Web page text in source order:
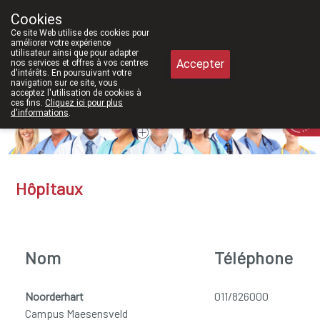
Aujourd'hui A présent
Hôpitaux
Nom Téléphone
Noorderhart
Campus Maesensveld
011/826000
Cookies
Ce site Web utilise des cookies pour
améliorer votre expérience
utilisateur ainsi que pour adapter
nos services et offres à vos centres
d'intérêts. En poursuivant votre
navigation sur ce site, vous
acceptez l'utilisation de cookies à
ces fins. Cliquez ici pour plus
d'informations.
Accepter